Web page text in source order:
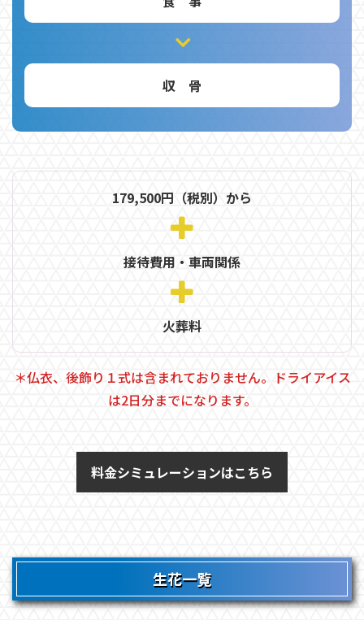
収 骨
179,500円（税別）から
接待費用・車両関係
火葬料
＊仏衣、後飾り１式は含まれておりません。ドライアイス
は2日分までになります。
料金シミュレーションはこちら
生花一覧